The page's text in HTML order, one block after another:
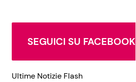
SEGUICI SU FACEBOOK
Ultime Notizie Flash